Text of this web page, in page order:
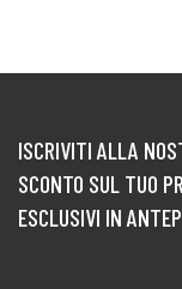
ISCRIVITI ALLA
SCONTO SUL TUO
ESCLUSIVI IN